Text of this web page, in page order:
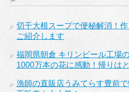
切干大根スープで便秘解消！
ご紹介します
福岡県朝倉 キリンビール工場
1000万本の花に感動！帰りは
漁師の直販店うみてらす豊前